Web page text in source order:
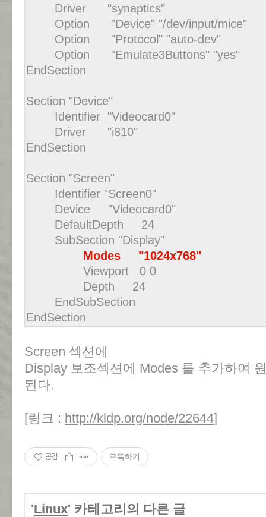
Driver "synaptics"
Option "Device" "/dev/input/mice"
Option "Protocol" "auto-dev"
Option "Emulate3Buttons" "yes"
EndSection
Section "Device"
Identifier "Videocard0"
Driver "i810"
EndSection
Section "Screen"
Identifier "Screen0"
Device "Videocard0"
DefaultDepth 24
SubSection "Display"
Modes "1024x768"
Viewport 0 0
Depth 24
EndSubSection
EndSection
Screen 섹션에
Display 보조섹션에 Modes 를 추가하여
된다.
[링크 : http://kldp.org/node/22644]
공감 구독하기
'Linux' 카테고리의 다른 글